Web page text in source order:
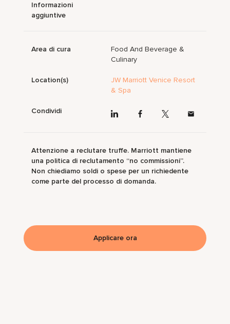
Informazioni
aggiuntive
Area di cura
Food And Beverage &
Culinary
Location(s)
JW Marriott Venice Resort
& Spa
Condividi
Attenzione a reclutare truffe. Marriott mantiene
una politica di reclutamento “no commissioni”.
Non chiediamo soldi o spese per un richiedente
come parte del processo di domanda.
Applicare ora